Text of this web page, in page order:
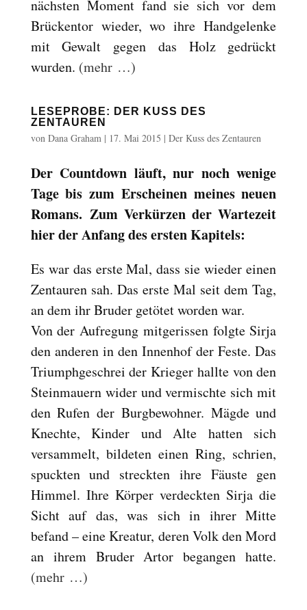
nächsten Moment fand sie sich vor dem
Brückentor wieder, wo ihre Handgelenke
mit Gewalt gegen das Holz gedrückt
wurden. (mehr …)
LESEPROBE: DER KUSS DES
ZENTAUREN
von Dana Graham| 17. Mai 2015 | Der Kuss des Zentauren
Der Countdown läuft, nur noch wenige
Tage bis zum Erscheinen meines neuen
Romans. Zum Verkürzen der Wartezeit
hier der Anfang des ersten Kapitels:
Es war das erste Mal, dass sie wieder einen
Zentauren sah. Das erste Mal seit dem Tag,
an dem ihr Bruder getötet worden war.
Von der Aufregung mitgerissen folgte Sirja
den anderen in den Innenhof der Feste. Das
Triumphgeschrei der Krieger hallte von den
Steinmauern wider und vermischte sich mit
den Rufen der Burgbewohner. Mägde und
Knechte, Kinder und Alte hatten sich
versammelt, bildeten einen Ring, schrien,
spuckten und streckten ihre Fäuste gen
Himmel. Ihre Körper verdeckten Sirja die
Sicht auf das, was sich in ihrer Mitte
befand – eine Kreatur, deren Volk den Mord
an ihrem Bruder Artor begangen hatte.
(mehr …)